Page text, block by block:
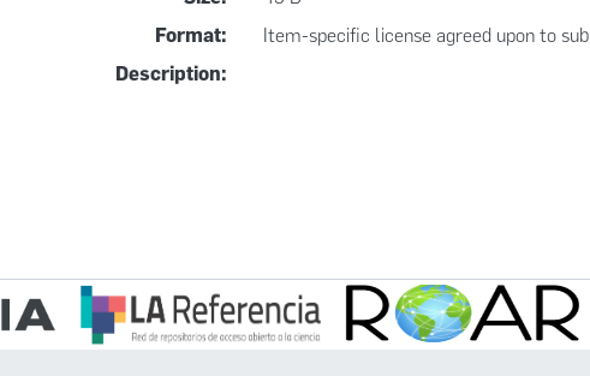
Format:
Item-specific license agreed upon to
Description: